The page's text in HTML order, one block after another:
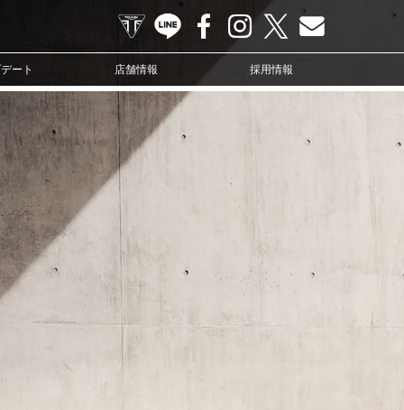
TRIUMPH OFFICIAL SITE
LINE FacebookInstagram
ート 店舗情報 採用情報